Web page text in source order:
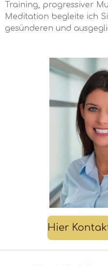
Training, progressiver
Meditation begleite ich
gesünderen und
Hier